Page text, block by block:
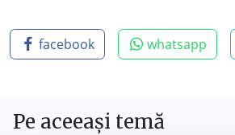
facebook whatsapp
Pe aceeași temă